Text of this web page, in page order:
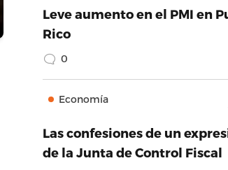
Leve aumento en el PMI en
Rico
0
Economía
Las confesiones de un
de la Junta de Control Fiscal